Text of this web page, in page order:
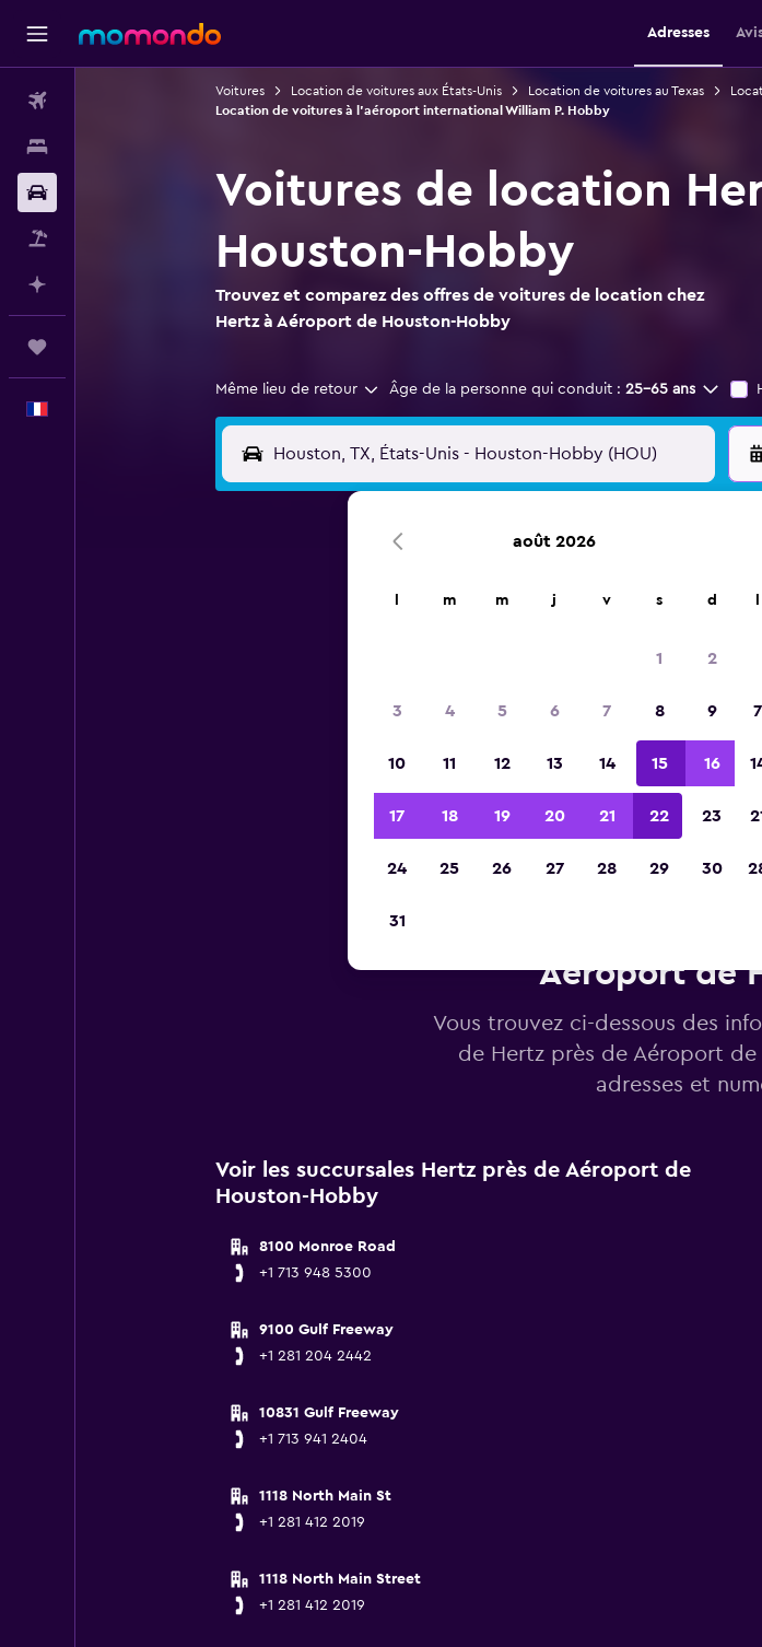
Adresses
Voitures Location de voitures aux États-Unis Location de voitures au Texas
Location de voitures à l'aéroport international William P. Hobby
Voitures de location
Houston-Hobby
Trouvez et comparez des offres de voitures de location chez
Hertz à Aéroport de Houston-Hobby
Même lieu de retour Âge de la personne qui conduit : 25-65 ans
Aéroport de
Vous trouvez ci-dessous des
de Hertz près de Aéroport
adresses et
Voir les succursales Hertz près de Aéroport de
Houston-Hobby
8100 Monroe Road
+1 713 948 5300
9100 Gulf Freeway
+1 281 204 2442
10831 Gulf Freeway
+1 713 941 2404
1118 North Main St
+1 281 412 2019
1118 North Main Street
+1 281 412 2019
août 2026
m m j v s d
1 2
3 4 5 6 7 8 9
10 11 12 13 14 15 16
17 18 19 20 21 22 23
24 25 26 27 28 29 30
31
7